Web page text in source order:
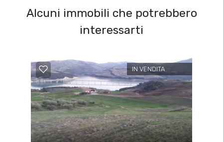
Alcuni immobili che potrebbero
interessarti
IN VENDITA